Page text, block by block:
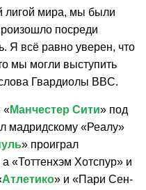
лигой мира, мы были
посреди
Я всё равно уверен, что
мы могли выступить
Гвардиолы BBC.
«Манчестер Сити» под
мадридскому «Реалу»
» проиграл
«Тоттенхэм Хотспур» и
Атлетико» и «Пари Сен-